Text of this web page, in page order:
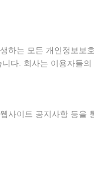
하는 모든 개인정보보
다. 회사는 이용자들
사이트 공지사항 등을